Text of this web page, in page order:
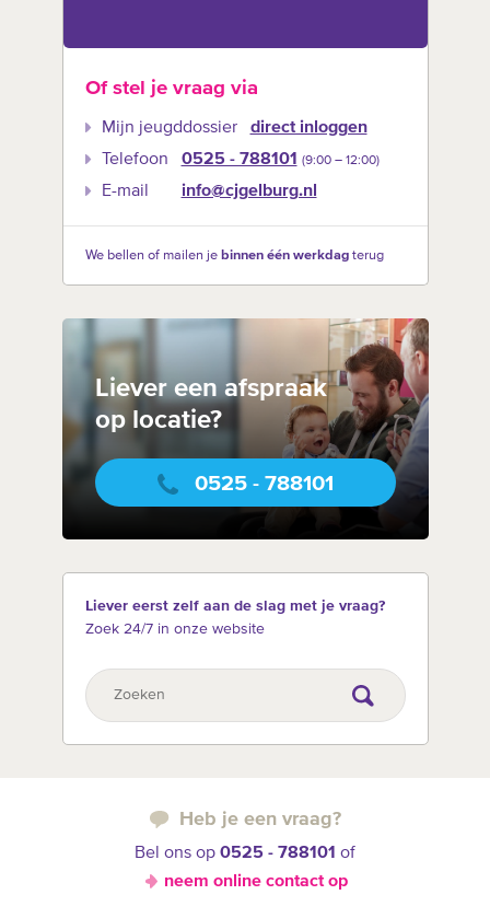
Of stel je vraag via
Mijn jeugddossier
direct inloggen
Telefoon
0525 - 788101 (9:00 –‍ 12:00)
E-mail info@cjgelburg.nl
We bellen of mailen je binnen één werkdagterug
Liever een afspraak
op locatie?
0525 - 788101
Liever eerst zelf aan de slag met je vraag?
Zoek 24/7 in onze website
Heb je een vraag?
Bel ons op 0525 - 788101 of
neem online contact op